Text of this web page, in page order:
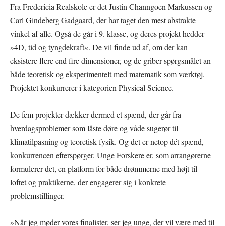
Fra Fredericia Realskole er det Justin Channgoen Markussen og
Carl Gindeberg Gadgaard, der har taget den mest abstrakte
vinkel af alle. Også de går i 9. klasse, og deres projekt hedder
»4D, tid og tyngdekraft«. De vil finde ud af, om der kan
eksistere flere end fire dimensioner, og de griber spørgsmålet an
både teoretisk og eksperimentelt med matematik som værktøj.
Projektet konkurrerer i kategorien Physical Science.
De fem projekter dækker dermed et spænd, der går fra
hverdagsproblemer som låste døre og våde sugerør til
klimatilpasning og teoretisk fysik. Og det er netop dét spænd,
konkurrencen efterspørger. Unge Forskere er, som arrangørerne
formulerer det, en platform for både drømmerne med højt til
loftet og praktikerne, der engagerer sig i konkrete
problemstillinger.
»Når jeg møder vores finalister, ser jeg unge, der vil være med til